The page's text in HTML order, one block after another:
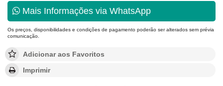
Mais Informações via WhatsApp
Os preços, disponibilidades e condições de pagamento poderão ser alterados sem prévia
comunicação.
Adicionar aos Favoritos
Imprimir